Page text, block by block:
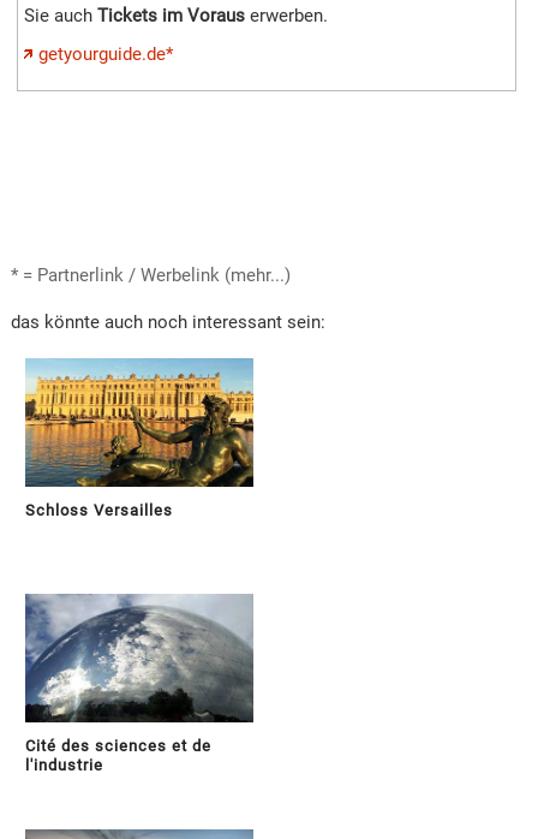
Sie auch Tickets im Vorauserwerben.
getyourguide.de*
* = Partnerlink / Werbelink (mehr...)
das könnte auch noch interessant sein:
Schloss Versailles
Cité des sciences et de
l'industrie